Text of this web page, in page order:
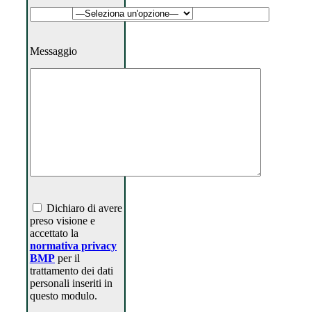
Messaggio
Dichiaro di avere
preso visione e
accettato la
normativa privacy
BMPper il
trattamento dei dati
personali inseriti in
questo modulo.